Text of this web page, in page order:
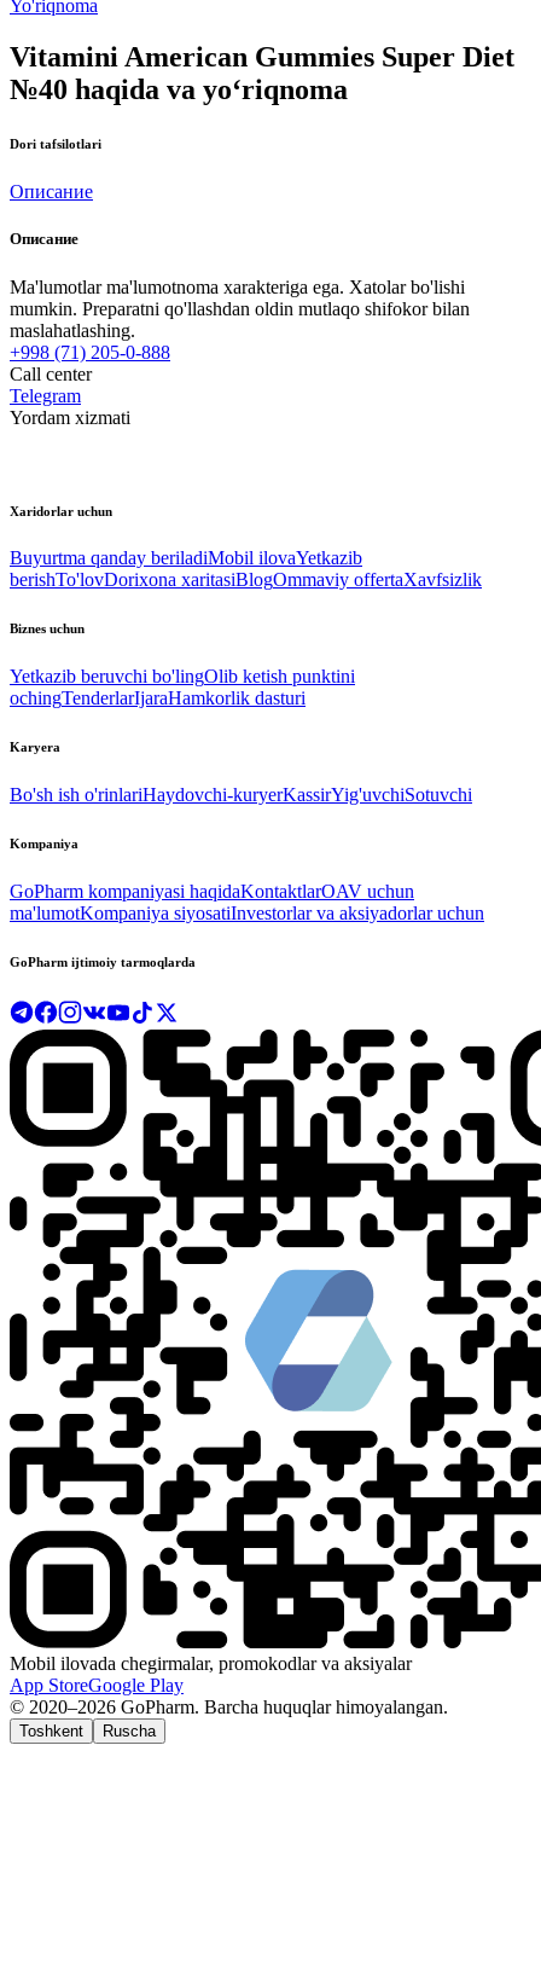
Yo'riqnoma
Vitamini American Gummies Super Diet
№40 haqida va yo‘riqnoma
Dori tafsilotlari
Описание
Описание
Ma'lumotlar ma'lumotnoma xarakteriga ega. Xatolar bo'lishi
mumkin. Preparatni qo'llashdan oldin mutlaqo shifokor bilan
maslahatlashing.
+998 (71) 205-0-888
Call center
Telegram
Yordam xizmati
Xaridorlar uchun
Buyurtma qanday beriladiMobil ilovaYetkazib
berishTo'lovDorixona xaritasiBlogOmmaviy offertaXavfsizlik
Biznes uchun
Yetkazib beruvchi bo'lingOlib ketish punktini
ochingTenderlarIjaraHamkorlik dasturi
Karyera
Bo'sh ish o'rinlariHaydovchi-kuryerKassirYig'uvchiSotuvchi
Kompaniya
GoPharm kompaniyasi haqidaKontaktlarOAV uchun
ma'lumotKompaniya siyosatiInvestorlar va aksiyadorlar uchun
GoPharm ijtimoiy tarmoqlarda
Mobil ilovada chegirmalar, promokodlar va aksiyalar
App StoreGoogle Play
© 2020–2026 GoPharm. Barcha huquqlar himoyalangan.
Toshkent Ruscha